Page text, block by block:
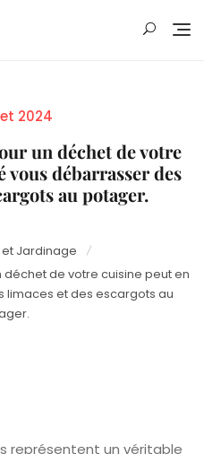
Posted
2024
un déchet de votre
débarrasser des
au potager.
Jardinage
de votre cuisine peut en
limaces et des escargots au
représentent un véritable